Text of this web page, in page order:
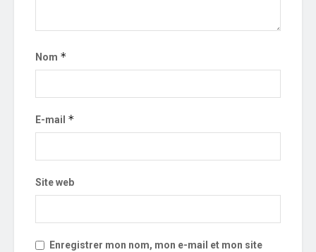
Nom *
E-mail *
Site web
Enregistrer mon nom, mon e-mail et mon site